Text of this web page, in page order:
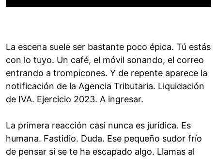
La escena suele ser bastante poco épica. Tú estás
con lo tuyo. Un café, el móvil sonando, el correo
entrando a trompicones. Y de repente aparece la
notificación de la Agencia Tributaria. Liquidación
de IVA. Ejercicio 2023. A ingresar.
La primera reacción casi nunca es jurídica. Es
humana. Fastidio. Duda. Ese pequeño sudor frío
de pensar si se te ha escapado algo. Llamas al